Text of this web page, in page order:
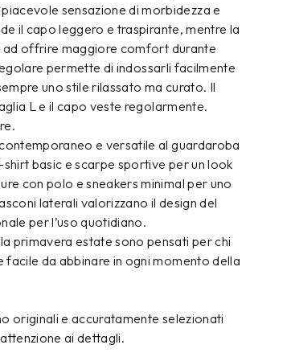
sensazione di morbidezza e
il capo leggero e traspirante, mentre la
ad offrire maggiore comfort durante
permette di indossarli facilmente
uno stile rilassato ma curato. Il
L e il capo veste regolarmente.
e versatile al guardaroba
basic e scarpe sportive per un look
con polo e sneakers minimal per uno
laterali valorizzano il design del
per l’uso quotidiano.
primavera estate sono pensati per chi
da abbinare in ogni momento della
originali e accuratamente selezionati
ai dettagli.